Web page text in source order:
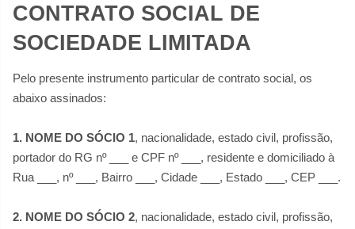
CONTRATO SOCIAL DE
SOCIEDADE LIMITADA
Pelo presente instrumento particular de contrato social, os
abaixo assinados:
1. NOME DO SÓCIO 1, nacionalidade, estado civil, profissão,
portador do RG nº ___ e CPF nº ___, residente e domiciliado à
Rua ___, nº ___, Bairro ___, Cidade ___, Estado ___, CEP ___.
2. NOME DO SÓCIO 2, nacionalidade, estado civil, profissão,